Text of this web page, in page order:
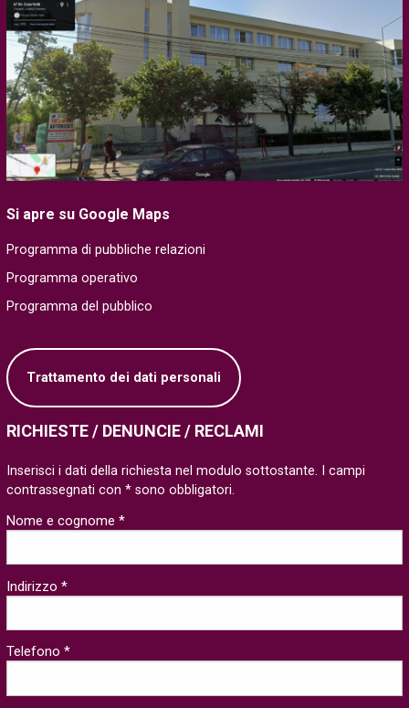
Si apre su Google Maps
Programma di pubbliche relazioni
Programma operativo
Programma del pubblico
Trattamento dei dati personali
RICHIESTE / DENUNCIE / RECLAMI
Inserisci i dati della richiesta nel modulo sottostante. I campi
contrassegnati con * sono obbligatori.
Nome e cognome *
Indirizzo *
Telefono *